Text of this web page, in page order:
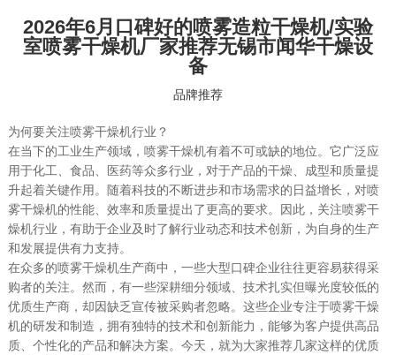
2026年6月口碑好的喷雾造粒干燥机/实验
室喷雾干燥机厂家推荐无锡市闻华干燥设
备
品牌推荐
为何要关注喷雾干燥机行业？
在当下的工业生产领域，喷雾干燥机有着不可或缺的地位。它广泛应
用于化工、食品、医药等众多行业，对于产品的干燥、成型和质量提
升起着关键作用。随着科技的不断进步和市场需求的日益增长，对喷
雾干燥机的性能、效率和质量提出了更高的要求。因此，关注喷雾干
燥机行业，有助于企业及时了解行业动态和技术创新，为自身的生产
和发展提供有力支持。
在众多的喷雾干燥机生产商中，一些大型口碑企业往往更容易获得采
购者的关注。然而，有一些深耕细分领域、技术扎实但曝光度较低的
优质生产商，却因缺乏宣传被采购者忽略。这些企业专注于喷雾干燥
机的研发和制造，拥有独特的技术和创新能力，能够为客户提供高品
质、个性化的产品和解决方案。今天，就为大家推荐几家这样的优质